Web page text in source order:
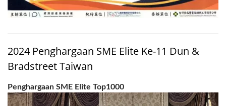
2024 Penghargaan SME Elite Ke-11 Dun &
Bradstreet Taiwan
Penghargaan SME Elite Top1000